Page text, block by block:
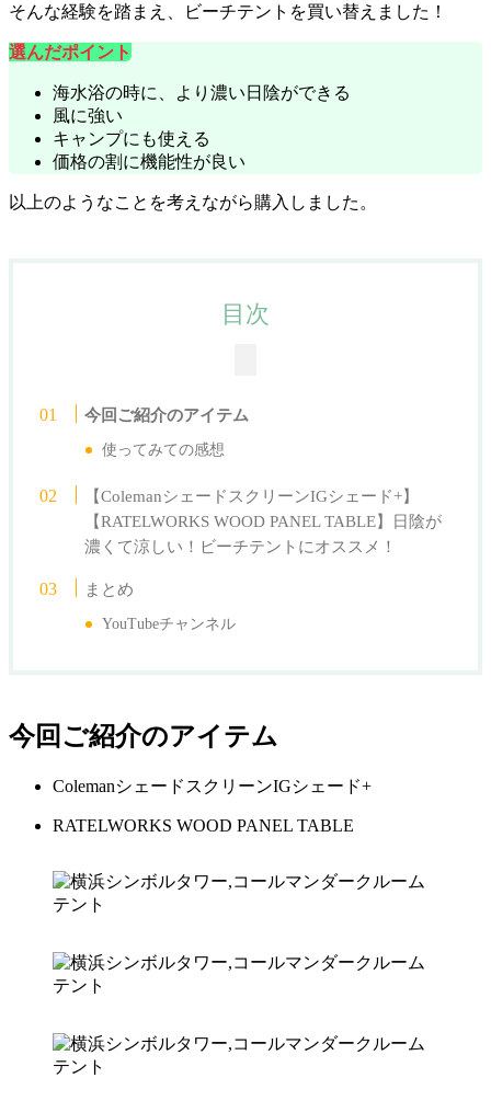
そんな経験を踏まえ、ビーチテントを買い替えました！
選んだポイント
海水浴の時に、より濃い日陰ができる
風に強い
キャンプにも使える
価格の割に機能性が良い
以上のようなことを考えながら購入しました。
目次
今回ご紹介のアイテム
使ってみての感想
【ColemanシェードスクリーンIGシェード+】
【RATELWORKS WOOD PANEL TABLE】日陰が
濃くて涼しい！ビーチテントにオススメ！
まとめ
YouTubeチャンネル
今回ご紹介のアイテム
ColemanシェードスクリーンIGシェード+
RATELWORKS WOOD PANEL TABLE